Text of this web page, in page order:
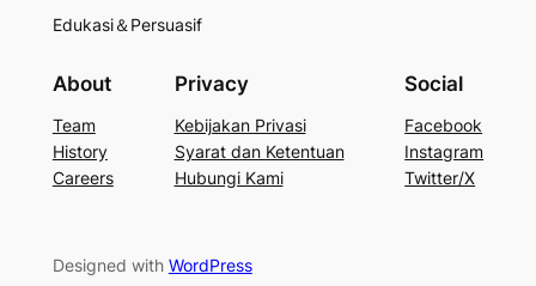
Edukasi＆Persuasif
About
Team
History
Careers
Privacy
Kebijakan Privasi
Syarat dan Ketentuan
Hubungi Kami
Social
Facebook
Instagram
Twitter/X
Designed with WordPress